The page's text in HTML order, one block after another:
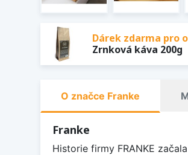
Dárek zdarma pro
Zrnková káva 200g
O značce Franke
Franke
Historie firmy FRANKE